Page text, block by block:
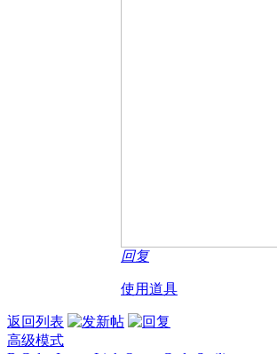
回复
使用道具
返回列表
高级模式